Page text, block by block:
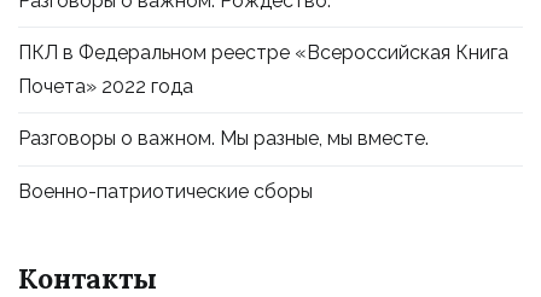
ПКЛ в Федеральном реестре «Всероссийская Книга
Почета» 2022 года
Разговоры о важном. Мы разные, мы вместе.
Военно-патриотические сборы
Контакты